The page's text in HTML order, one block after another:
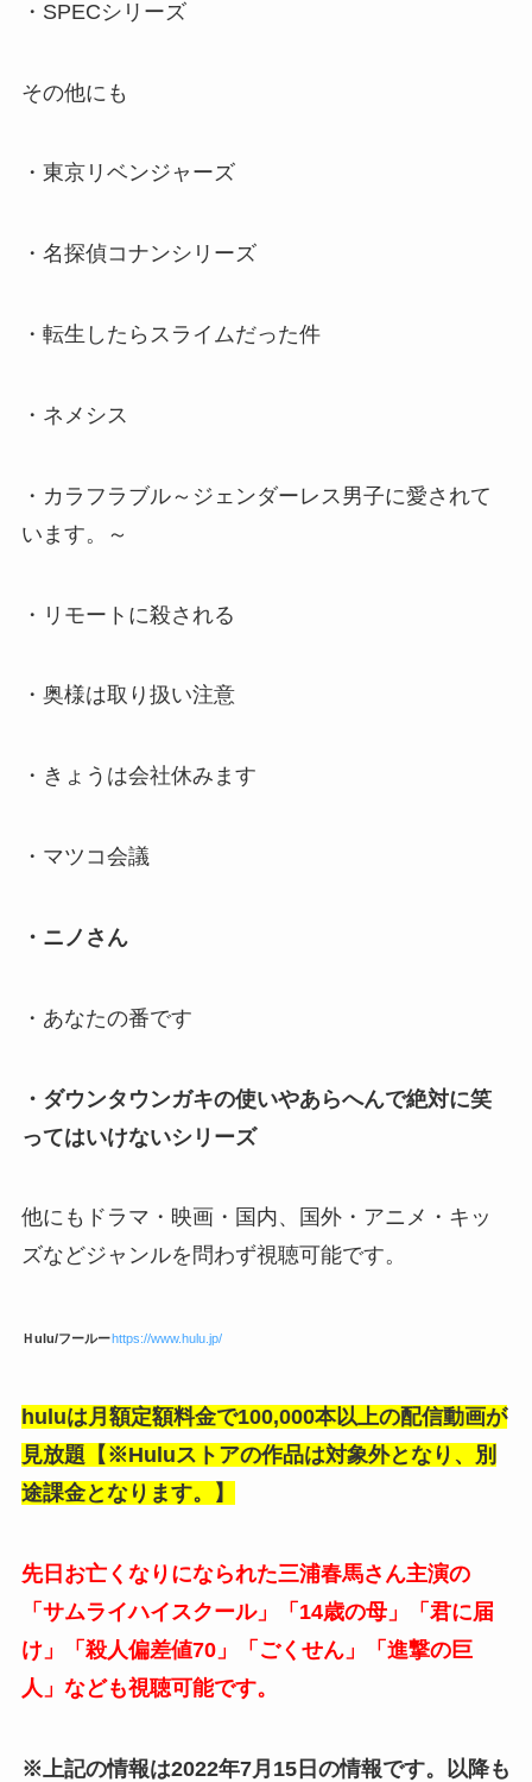
・SPECシリーズ
その他にも
・東京リベンジャーズ
・名探偵コナンシリーズ
・転生したらスライムだった件
・ネメシス
・カラフラブル～ジェンダーレス男子に愛されて
います。～
・リモートに殺される
・奥様は取り扱い注意
・きょうは会社休みます
・マツコ会議
・ニノさん
・あなたの番です
・ダウンタウンガキの使いやあらへんで絶対に笑
ってはいけないシリーズ
他にもドラマ・映画・国内、国外・アニメ・キッ
ズなどジャンルを問わず視聴可能です。
Ｈulu/フールーhttps://www.hulu.jp/
huluは月額定額料金で100,000本以上の配信動画が
見放題【※Huluストアの作品は対象外となり、別
途課金となります。】
先日お亡くなりになられた三浦春馬さん主演の
「サムライハイスクール」「14歳の母」「君に届
け」「殺人偏差値70」「ごくせん」「進撃の巨
人」なども視聴可能です。
※上記の情報は2022年7月15日の情報です。以降も